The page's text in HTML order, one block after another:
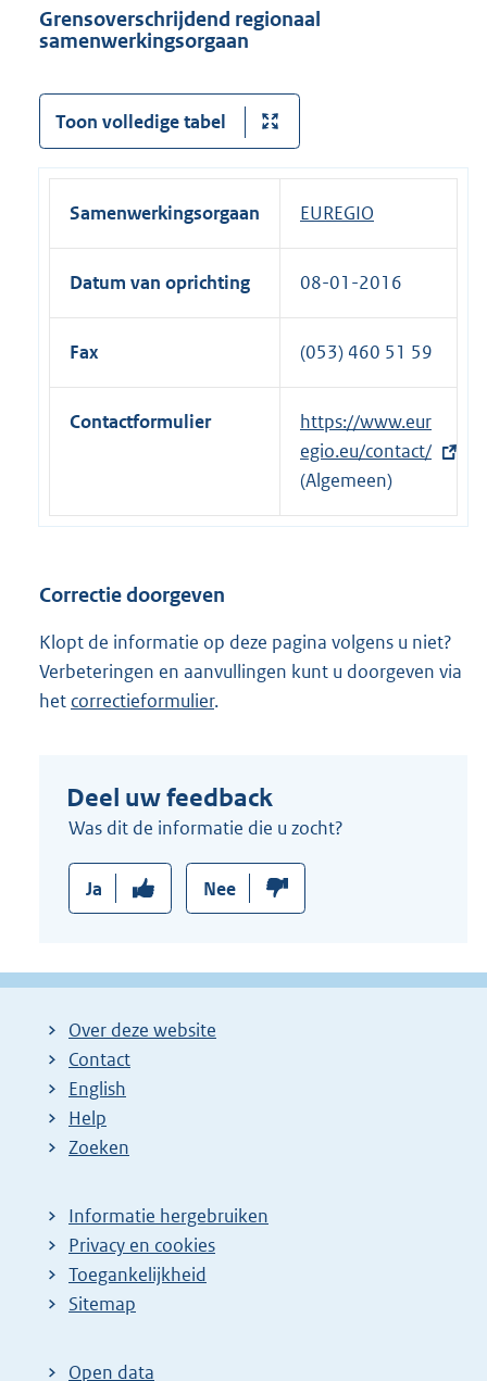
:
Grensoverschrijdend regionaal
samenwerkingsorgaan
Toon volledige tabel
Samenwerkingsorgaan EUREGIO
Datum van oprichting 08-01-2016
Fax (053) 460 51 59
Contactformulier
E
x
t
e
i
n
https://www.eur
egio.eu/contact/
(Algemeen)
Correctie doorgeven
Klopt de informatie op deze pagina volgens u niet?
Verbeteringen en aanvullingen kunt u doorgeven via
het correctieformulier.
Deel uw feedback
Was dit de informatie die u zocht?
Ja Nee
Over deze website
Contact
English
Help
Zoeken
Informatie hergebruiken
Privacy en cookies
Toegankelijkheid
Sitemap
Open data